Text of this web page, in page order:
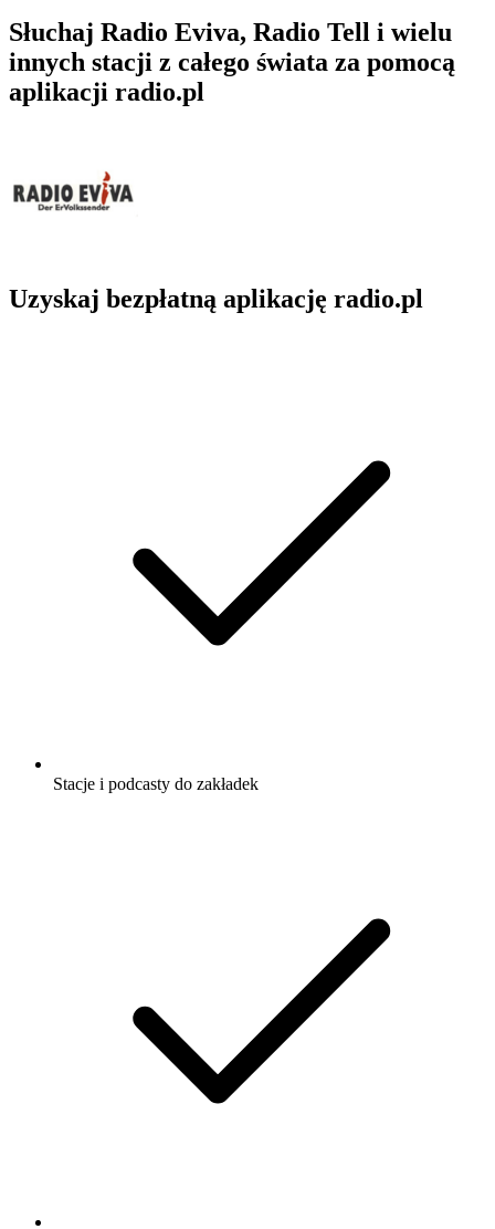
Słuchaj Radio Eviva, Radio Tell i wielu
innych stacji z całego świata za pomocą
aplikacji radio.pl
Uzyskaj bezpłatną aplikację radio.pl
Stacje i podcasty do zakładek